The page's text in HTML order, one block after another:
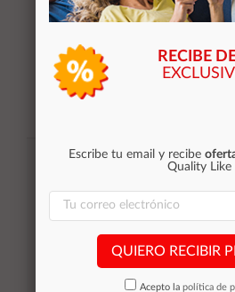
RECIBE
Escribe tu email y recibe
Quality Like
QUIERO RECIBIR
Acepto la política de